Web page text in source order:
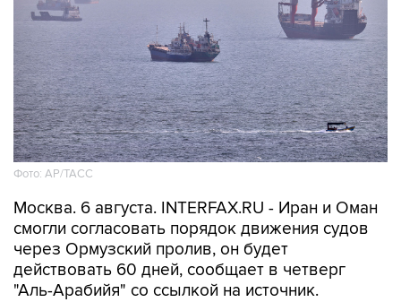
Фото: AP/ТАСС
Москва. 6 августа. INTERFAX.RU - Иран и Оман
смогли согласовать порядок движения судов
через Ормузский пролив, он будет
действовать 60 дней, сообщает в четверг
"Аль-Арабийя" со ссылкой на источник.